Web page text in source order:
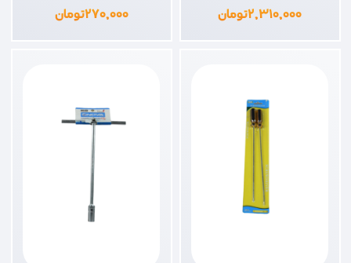
۲,۳۱۰,۰۰۰تومان ۲۷۰,۰۰۰تومان